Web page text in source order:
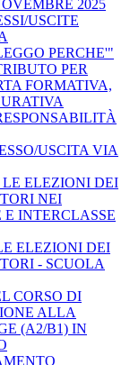
2025
USCITE
PERCHE'"
PER
FORMATIVA,
USCITA VIA
LE ELEZIONI DEI
NEI
INTERCLASSE
ELEZIONI DEI
- SCUOLA
CORSO DI
ALLA
(A2/B1) IN